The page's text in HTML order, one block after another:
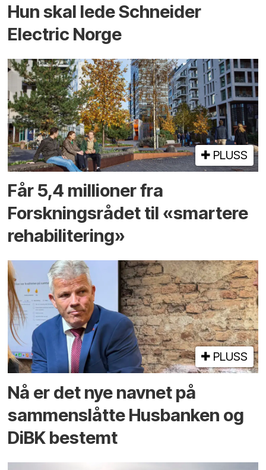
Hun skal lede Schneider
Electric Norge
PLUSS
Får 5,4 millioner fra
Forskningsrådet til «smartere
rehabilitering»
PLUSS
Nå er det nye navnet på
sammenslåtte Husbanken og
DiBK bestemt